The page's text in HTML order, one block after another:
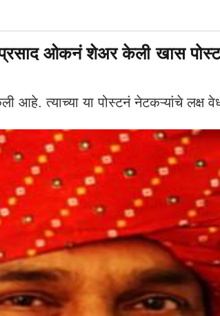
प्रसाद ओकनं शेअर केली खास पोस्ट
त्याच्या या पोस्टनं नेटकऱ्यांचे लक्ष